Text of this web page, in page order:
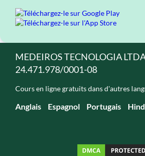
MEDEIROS TECNOLOGIA
24.471.978/0001-08
Cours en ligne gratuits dans d'autres
Anglais Espagnol Portugais